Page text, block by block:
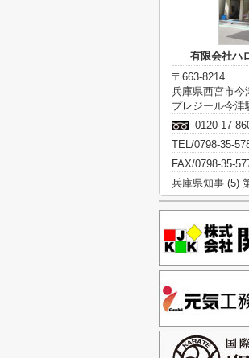
有限会社ハ
〒663-8214
兵庫県西宮市今
プレジール今津
0120-17-
TEL/0798-35-
FAX/0798-35-
兵庫県知事 (5)